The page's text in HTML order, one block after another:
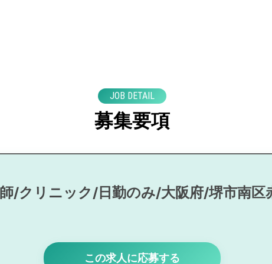
JOB DETAIL
募集要項
/クリニック/日勤のみ/大阪府/堺市南区
この求人に応募する